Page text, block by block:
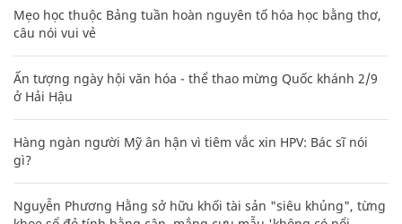
Mẹo học thuộc Bảng tuần hoàn nguyên tố hóa học bằng thơ,
câu nói vui vẻ
Ấn tượng ngày hội văn hóa - thể thao mừng Quốc khánh 2/9
ở Hải Hậu
Hàng ngàn người Mỹ ân hận vì tiêm vắc xin HPV: Bác sĩ nói
gì?
Nguyễn Phương Hằng sở hữu khối tài sản "siêu khủng", từng